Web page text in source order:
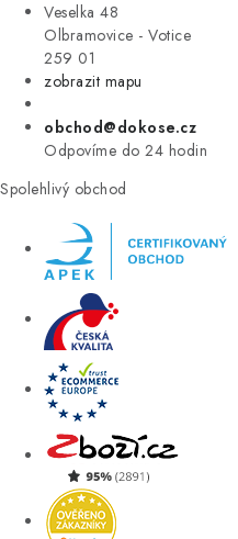
Veselka 48
Olbramovice - Votice
259 01
zobrazit mapu
obchod@dokose.cz
Odpovíme do 24 hodin
Spolehlivý obchod
VÝPRODEJ
ZNAČKY
Úvod Kontakt Blog
Moje objednávka